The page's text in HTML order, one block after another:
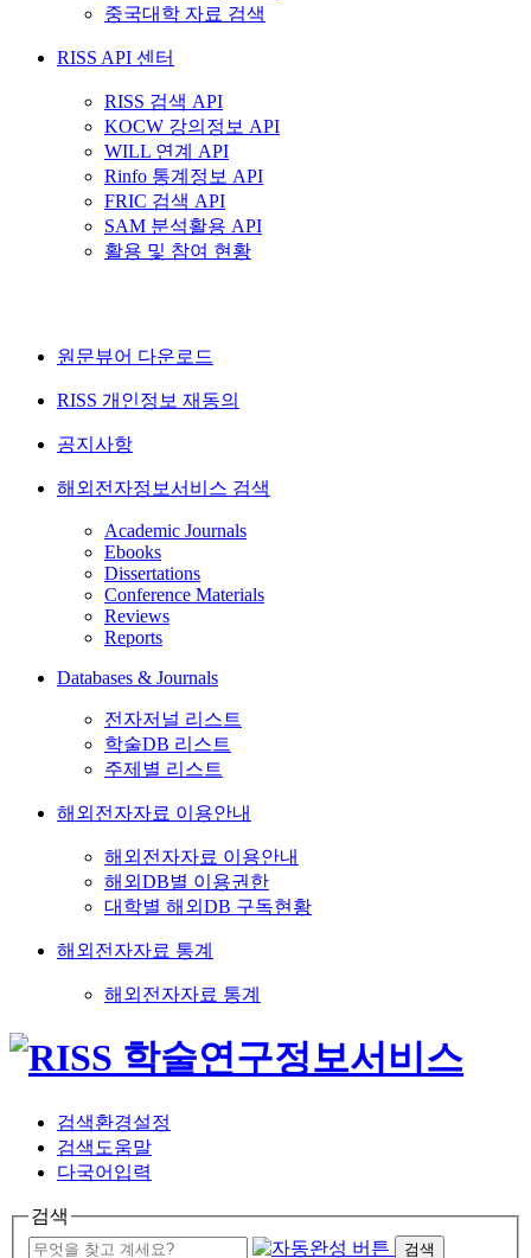
중국대학 자료 검색
RISS API 센터
RISS 검색 API
KOCW 강의정보 API
WILL 연계 API
Rinfo 통계정보 API
FRIC 검색 API
SAM 분석활용 API
활용 및 참여 현황
원문뷰어 다운로드
RISS 개인정보 재동의
공지사항
해외전자정보서비스 검색
Academic Journals
Ebooks
Dissertations
Conference Materials
Reviews
Reports
Databases & Journals
전자저널 리스트
학술DB 리스트
주제별 리스트
해외전자자료 이용안내
해외전자자료 이용안내
해외DB별 이용권한
대학별 해외DB 구독현황
해외전자자료 통계
해외전자자료 통계
검색환경설정
검색도움말
다국어입력
검색
검색